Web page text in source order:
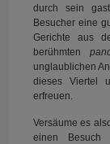
durch sein
Besucher eine
Gerichte aus
berühmten
unglaublichen
dieses Viertel
erfreuen.
Versäume es
einen Besuch